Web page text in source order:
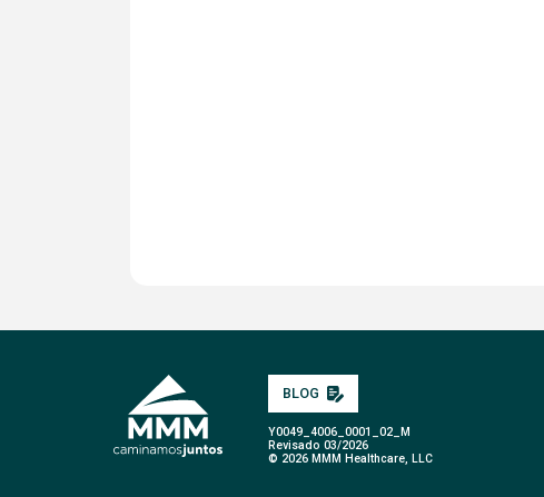
BLOG
Y0049_4006_0001_02_M
Revisado 03/2026
© 2026 MMM Healthcare, LLC